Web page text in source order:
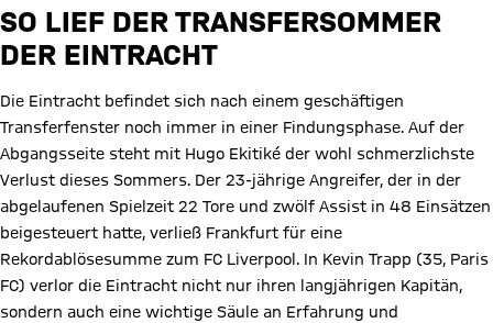
SO LIEF DER TRANSFERSOMMER
DER EINTRACHT
Die Eintracht befindet sich nach einem geschäftigen
Transferfenster noch immer in einer Findungsphase. Auf der
Abgangsseite steht mit Hugo Ekitiké der wohl schmerzlichste
Verlust dieses Sommers. Der 23-jährige Angreifer, der in der
abgelaufenen Spielzeit 22 Tore und zwölf Assist in 48 Einsätzen
beigesteuert hatte, verließ Frankfurt für eine
Rekordablösesumme zum FC Liverpool. In Kevin Trapp (35, Paris
FC) verlor die Eintracht nicht nur ihren langjährigen Kapitän,
sondern auch eine wichtige Säule an Erfahrung und